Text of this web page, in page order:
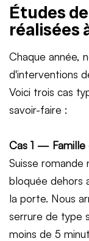
Études
réalisées
Chaque année,
d'interventions
Voici trois cas
savoir-faire :
Cas 1 — Famille
Suisse romande
bloquée dehors
la porte. Nous
serrure de type
moins de 5